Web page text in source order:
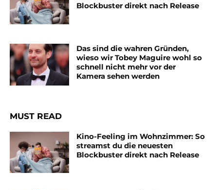
Blockbuster direkt nach Release
Das sind die wahren Gründen,
wieso wir Tobey Maguire wohl so
schnell nicht mehr vor der
Kamera sehen werden
MUST READ
Kino-Feeling im Wohnzimmer: So
streamst du die neuesten
Blockbuster direkt nach Release